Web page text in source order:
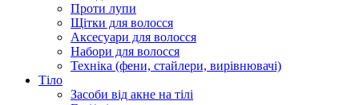
Проти лупи
Щітки для волосся
Аксесуари для волосся
Набори для волосся
Техніка (фени, стайлери, вирівнювачі)
Тіло
Засоби від акне на тілі